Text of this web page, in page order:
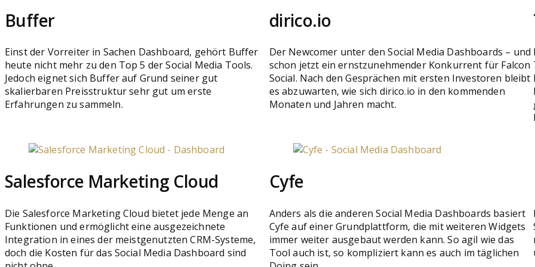
Buffer
Einst der Vorreiter in Sachen Dashboard, gehört Buffer
heute nicht mehr zu den Top 5 der Social Media Tools.
Jedoch eignet sich Buffer auf Grund seiner gut
skalierbaren Preisstruktur sehr gut um erste
Erfahrungen zu sammeln.
dirico.io
Der Newcomer unter den Social Media Dashboards – und
schon jetzt ein ernstzunehmender Konkurrent für Falcon
Social. Nach den Gesprächen mit ersten Investoren bleibt
es abzuwarten, wie sich dirico.io in den kommenden
Monaten und Jahren macht.
Salesforce Marketing Cloud
Die Salesforce Marketing Cloud bietet jede Menge an
Funktionen und ermöglicht eine ausgezeichnete
Integration in eines der meistgenutzten CRM-Systeme,
doch die Kosten für das Social Media Dashboard sind
Cyfe
Anders als die anderen Social Media Dashboards basiert
Cyfe auf einer Grundplattform, die mit weiteren Widgets
immer weiter ausgebaut werden kann. So agil wie das
Tool auch ist, so kompliziert kann es auch im täglichen